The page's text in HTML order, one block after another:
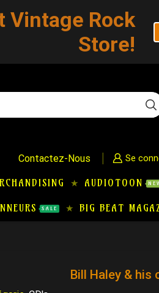
Vintage Rock
Store!
Contactez-Nous Se
AUDIOTOON
SALE BIG BEAT
Bill Haley & his